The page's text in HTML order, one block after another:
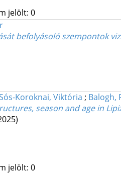
jelölt: 0
befolyásoló szempontok
Koroknai, Viktória ; Balogh,
season and age in
jelölt: 0